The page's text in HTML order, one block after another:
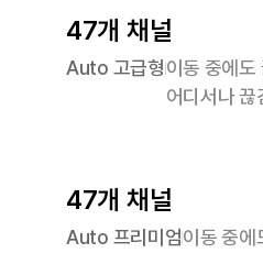
47개 채널
Auto 고급형이동 중에도
어디서나 끊
47개 채널
Auto 프리미엄이동 중에